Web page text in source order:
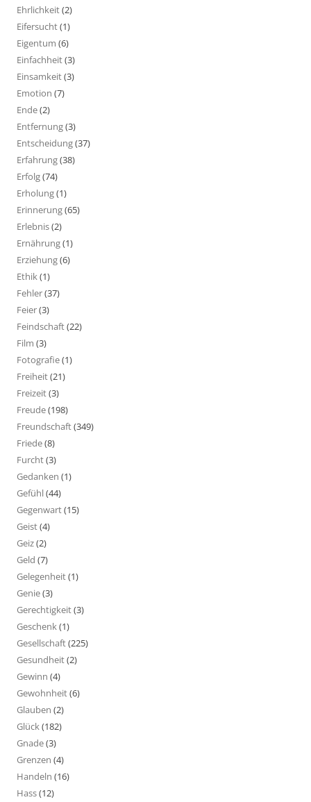
Ehrlichkeit(2)
Eifersucht(1)
Eigentum (6)
Einfachheit(3)
Einsamkeit(3)
Emotion (7)
Ende(2)
Entfernung(3)
Entscheidung(37)
Erfahrung(38)
Erfolg(74)
Erholung(1)
Erinnerung(65)
Erlebnis(2)
Ernährung(1)
Erziehung(6)
Ethik(1)
Fehler(37)
Feier(3)
Feindschaft(22)
Film (3)
Fotografie(1)
Freiheit(21)
Freizeit(3)
Freude(198)
Freundschaft(349)
Friede(8)
Furcht(3)
Gedanken (1)
Gefühl(44)
Gegenwart(15)
Geist(4)
Geiz(2)
Geld (7)
Gelegenheit(1)
Genie(3)
Gerechtigkeit(3)
Geschenk(1)
Gesellschaft(225)
Gesundheit(2)
Gewinn (4)
Gewohnheit(6)
Glauben (2)
Glück(182)
Gnade(3)
Grenzen (4)
Handeln (16)
Hass(12)